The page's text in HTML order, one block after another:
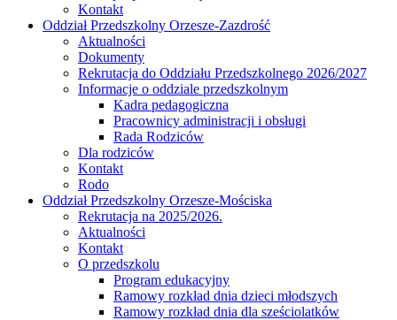
Kontakt
Oddział Przedszkolny Orzesze-Zazdrość
Aktualności
Dokumenty
Rekrutacja do Oddziału Przedszkolnego 2026/2027
Informacje o oddziale przedszkolnym
Kadra pedagogiczna
Pracownicy administracji i obsługi
Rada Rodziców
Dla rodziców
Kontakt
Rodo
Oddział Przedszkolny Orzesze-Mościska
Rekrutacja na 2025/2026.
Aktualności
Kontakt
O przedszkolu
Program edukacyjny
Ramowy rozkład dnia dzieci młodszych
Ramowy rozkład dnia dla sześciolatków